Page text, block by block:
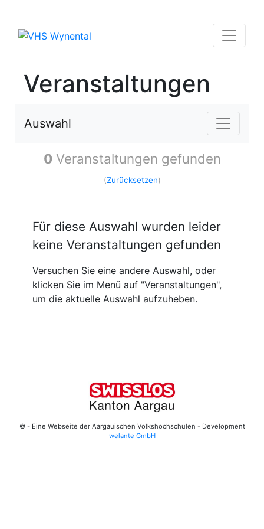
Veranstaltungen
Auswahl
0 Veranstaltungen gefunden
(Zurücksetzen)
Für diese Auswahl wurden leider
keine Veranstaltungen gefunden
Versuchen Sie eine andere Auswahl, oder
klicken Sie im Menü auf "Veranstaltungen",
um die aktuelle Auswahl aufzuheben.
© - Eine Webseite der Aargauischen Volkshochschulen - Development
welante GmbH